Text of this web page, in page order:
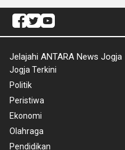
Jelajahi ANTARA News Jogja
Jogja Terkini
Politik
Peristiwa
Ekonomi
Olahraga
Pendidikan